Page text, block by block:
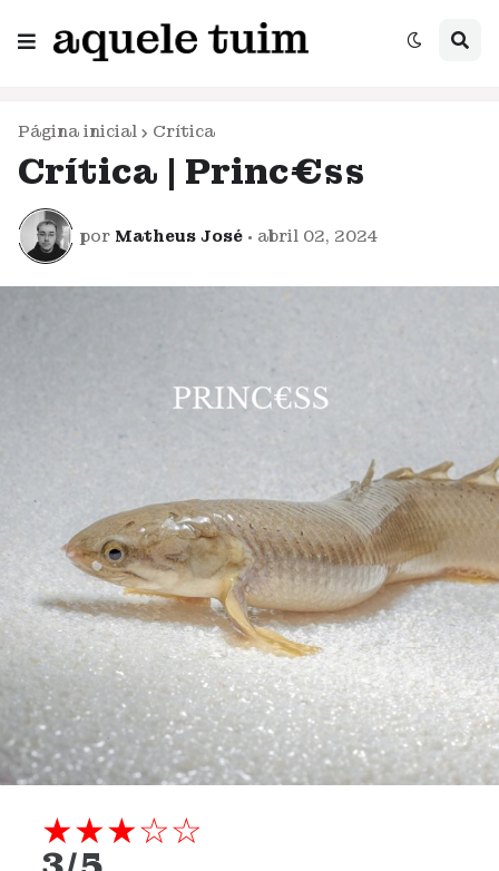
Página inicial Crítica
Crítica | Princ€ss
por Matheus José • abril 02, 2024
★★★☆☆